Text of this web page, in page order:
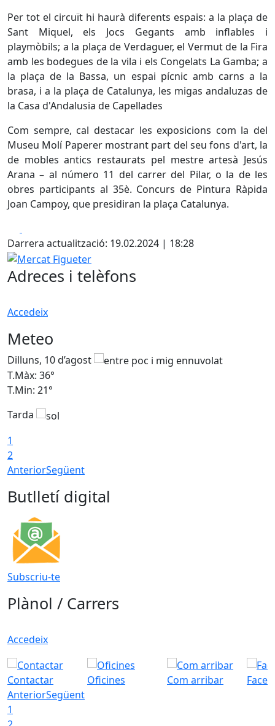
Per tot el circuït hi haurà diferents espais: a la plaça de
Sant Miquel, els Jocs Gegants amb inflables i
playmòbils; a la plaça de Verdaguer, el Vermut de la Fira
amb les bodegues de la vila i els Congelats La Gamba; a
la plaça de la Bassa, un espai pícnic amb carns a la
brasa, i a la plaça de Catalunya, les migas andaluzas de
la Casa d'Andalusia de Capellades
Com sempre, cal destacar les exposicions com la del
Museu Molí Paperer mostrant part del seu fons d'art, la
de mobles antics restaurats pel mestre artesà Jesús
Arana – al número 11 del carrer del Pilar, o la de les
obres participants al 35è. Concurs de Pintura Ràpida
Joan Campoy, que presidiran la plaça Catalunya.
Darrera actualització: 19.02.2024 | 18:28
Mercat Figueter
Adreces i telèfons
Accedeix
Meteo
Dilluns, 10 d’agost
T.Màx: 36°
T.Min: 21°
Tarda
1
2
AnteriorSegüent
Butlletí digital
Subscriu-te
Plànol / Carrers
Accedeix
Contactar Oficines Com arribar
AnteriorSegüent
1